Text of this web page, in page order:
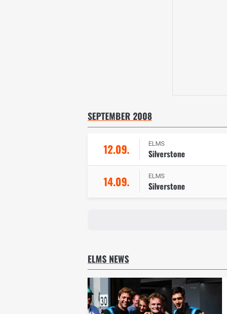
SEPTEMBER 2008
12.09. ELMS
Silverstone
14.09. ELMS
Silverstone
ELMS NEWS